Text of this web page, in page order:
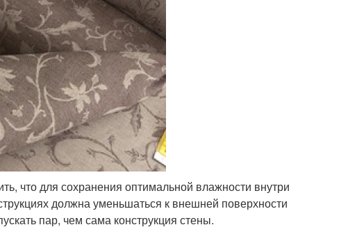
что для сохранения оптимальной влажности внутри
должна уменьшаться к внешней поверхности
пар, чем сама конструкция стены.